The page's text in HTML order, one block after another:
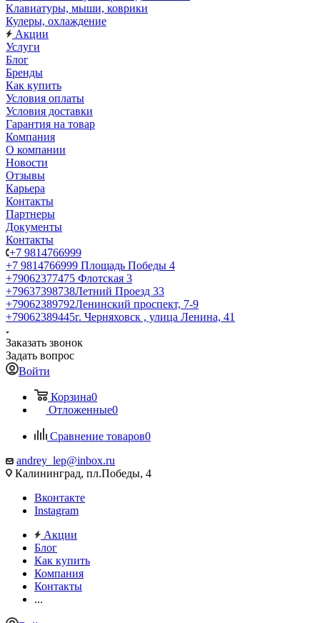
Клавиатуры, мыши, коврики
Кулеры, охлаждение
Акции
Услуги
Блог
Бренды
Как купить
Условия оплаты
Условия доставки
Гарантия на товар
Компания
О компании
Новости
Отзывы
Карьера
Контакты
Партнеры
Документы
Контакты
+7 9814766999
+7 9814766999 Площадь Победы 4
+79062377475 Флотская 3
+79637398738Летний Проезд 33
+79062389792Ленинский проспект, 7-9
+79062389445г. Черняховск , улица Ленина, 41
Заказать звонок
Задать вопрос
Войти
Корзина0
Отложенные0
Сравнение товаров0
andrey_lep@inbox.ru
Калининград, пл.Победы, 4
Вконтакте
Instagram
Акции
Блог
Как купить
Компания
Контакты
...